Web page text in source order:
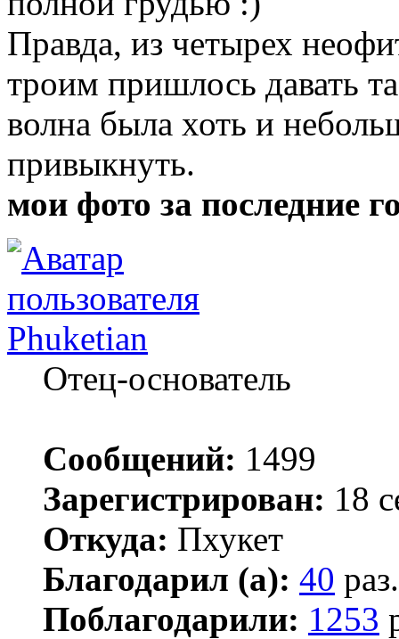
Правда, из четырех
троим пришлось давать
волна была хоть и
привыкнуть.
мои фото за последние
Phuketian
Отец-основатель
Сообщений: 1499
Зарегистрирован: 18
Откуда: Пхукет
Благодарил (а): 40 раз.
Поблагодарили: 1253